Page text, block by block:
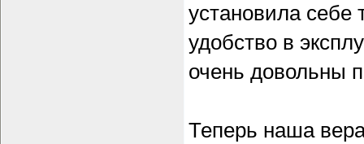
установила себе
удобство в
очень довольны
Теперь наша